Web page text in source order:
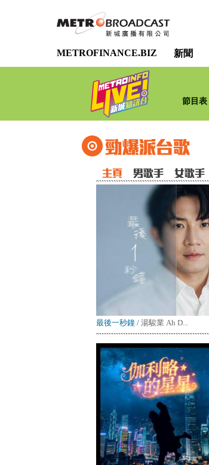
METROFINANCE.BIZ 新聞
節目表
最後一秒鐘 / 湯駿業 Ah D...